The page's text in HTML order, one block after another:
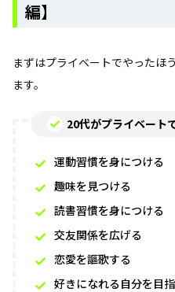
編】
まずはプライベートでやったほ
ます。
20代がプライベート
運動習慣を身につける
趣味を見つける
読書習慣を身につける
交友関係を広げる
恋愛を謳歌する
好きになれる自分を目